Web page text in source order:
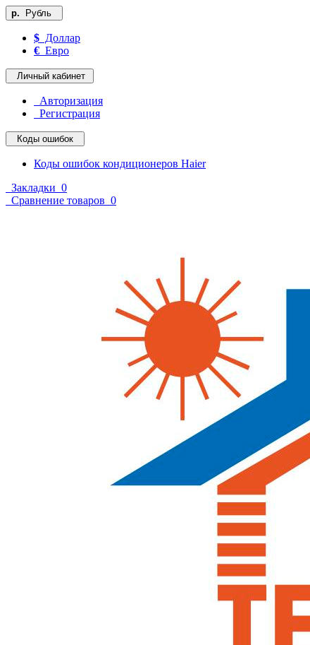
р. Рубль
$ Доллар
€ Евро
Личный кабинет
Авторизация
Регистрация
Коды ошибок
Коды ошибок кондиционеров Haier
Закладки 0
Сравнение товаров 0